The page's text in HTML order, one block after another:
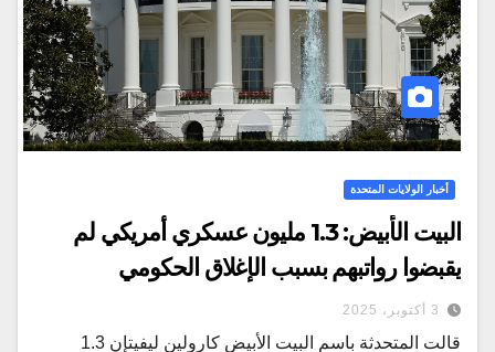
أخبار الولايات المتحدة
البيت الأبيض: 1.3 مليون عسكري أمريكي لم
يقبضوا رواتبهم بسبب الإغلاق الحكومي
3 أكتوبر، 2025
قالت المتحدثة باسم البيت الأبيض كارولين ليفيتإن 1.3